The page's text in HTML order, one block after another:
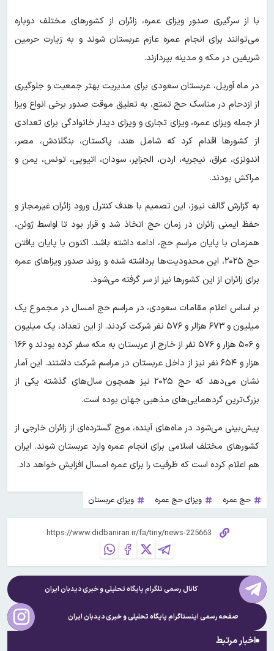
با از سرگیری صدور ویزای عمره، زائران از کشورهای مختلف دوباره
می‌توانند برای انجام عمره عازم عربستان شوند و به زیارت حرمین
شریفین در مکه و مدینه بپردازند.
در ماه آوریل، عربستان سعودی برای مدیریت بهتر جمعیت و جلوگیری
از ازدحام در مناسک حج تمتع، به تعلیق موقت صدور برخی انواع ویزا
از جمله ویزای عمره، ویزای تجاری و ویزای دیدار خانوادگی برای تعدادی
از کشورها اقدام کرد که شامل هند، پاکستان، بنگلادش، مصر،
اندونزی، عراق، نیجریه، اردن، الجزایر، سودان، اتیوپی، تونس، یمن و
مراکش بودند.
به گزارش گالف نیوز، این تصمیم با هدف کنترل ورود زائران غیرمجاز و
حفظ ایمنی زائران در زمان حج اتخاذ شد و قرار بود تا اواسط ژوئن،
همزمان با پایان مراسم حج، ادامه داشته باشد. اکنون با پایان یافتن
حج ۲۰۲۵، این محدودیت‌ها برداشته شده و روند صدور ویزاهای عمره
برای زائران از این کشورها نیز از سر گرفته می‌شود.
بر اساس اعلام مقامات سعودی، در مراسم حج امسال در مجموع یک
میلیون و ۶۷۳ هزالر و ۵۷۶ نفر شرکت کردند. از این تعداد، یک میلیون
و ۵۰۶ هزار و ۵۷۶ نفر از خارج از عربستان به مکه سفر کرده بودند و ۱۶۶
هزار و ۶۵۴ نفر نیز از داخل عربستان در مراسم شرکت داشتند. این آمار
نشان می‌دهد که حج ۲۰۲۵ نیز همچون سال‌های گذشته یکی از
بزرگ‌ترین گردهمایی‌های مذهبی جهان بوده است.
پیش‌بینی می‌شود در ماه‌های آینده، موج گسترده‌ای از زائران خارجی از
کشورهای مختلف اسلامی برای انجام عمره وارد عربستان شوند. ایران
هم اعلام کرده است که ظرفیت را برای عمره امسال افزایش خواهد داد.
حج عمره ویزای حج عمره ویزای عربستان
کانال رسمی تلگرام پایگاه تحلیلی و خبریدیدبان ایران
صفحه رسمی اینستاگرام پایگاه تحلیلی و خبریدیدبان ایران
اخبار مرتبط